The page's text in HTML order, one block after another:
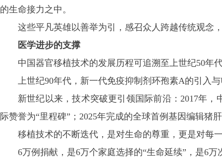
的生命接力之中。
这些平凡英雄以善举为引，感召众人跨越传统观念
医学进步的支撑
中国器官移植技术的发展历程可追溯至上世纪50年
上世纪90年代，新一代免疫抑制剂环孢素A的引入
新世纪以来，技术突破更引领国际前沿：2017年
际赞誉为“里程碑”；2025年完成的全球首例基因编辑
移植技术的不断迭代，是对生命的尊重，更是对每
6万例捐献，是6万个家庭选择的“生命延续”，是6